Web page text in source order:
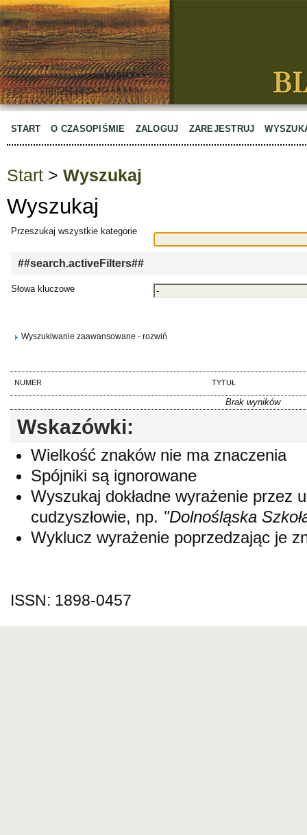
START O CZASOPIŚMIE ZALOGUJ ZAREJESTRUJ
Start > Wyszukaj
Wyszukaj
Przeszukaj wszystkie kategorie
##search.activeFilters##
Słowa kluczowe
Wyszukiwanie zaawansowane - rozwiń
NUMER TYTUŁ
Brak wyników
Wskazówki:
Wielkość znaków nie ma znaczenia
Spójniki są ignorowane
Wyszukaj dokładne wyrażenie przez
cudzyszłowie, np. "Dolnośląska
Wyklucz wyrażenie poprzedzając je
ISSN: 1898-0457